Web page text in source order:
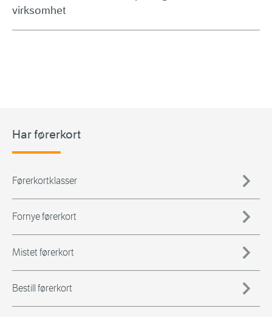
virksomhet
Har førerkort
Førerkortklasser
Fornye førerkort
Mistet førerkort
Bestill førerkort